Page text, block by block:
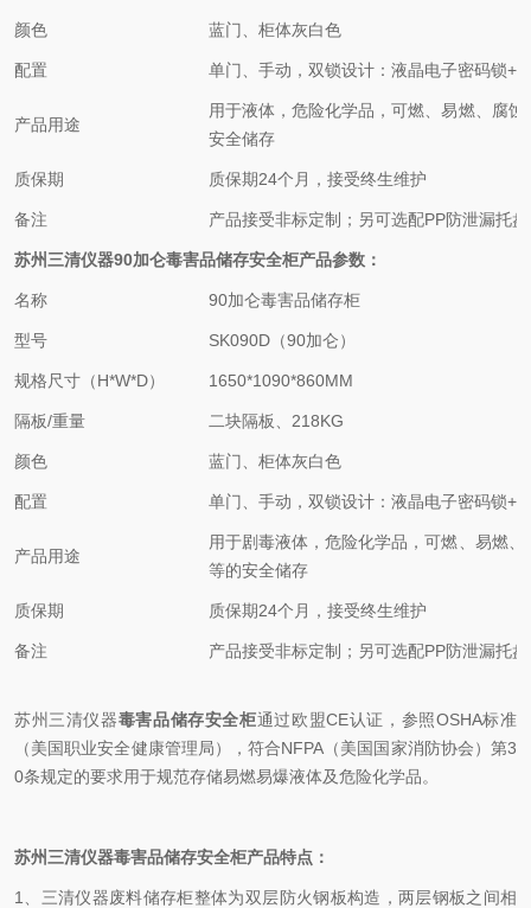
颜色 蓝门、柜体灰白色
配置 单门、手动，双锁设计：液晶电子密码锁+
产品用途
用于液体，危险化学品，可燃、易燃、腐
安全储存
质保期 质保期24个月，接受终生维护
备注 产品接受非标定制；另可选配PP防泄漏托盘
苏州三清仪器90加仑毒害品储存安全柜产品参数：
名称 90加仑毒害品储存柜
型号 SK090D（90加仑）
规格尺寸（H*W*D） 1650*1090*860MM
隔板/重量 二块隔板、218KG
颜色 蓝门、柜体灰白色
配置 单门、手动，双锁设计：液晶电子密码锁+
产品用途
用于剧毒液体，危险化学品，可燃、易燃
等的安全储存
质保期 质保期24个月，接受终生维护
备注 产品接受非标定制；另可选配PP防泄漏托盘
苏州三清仪器毒害品储存安全柜通过欧盟CE认证，参照OSHA标准
（美国职业安全健康管理局），符合NFPA（美国国家消防协会）第3
0条规定的要求用于规范存储易燃易爆液体及危险化学品。
苏州三清仪器毒害品储存安全柜产品特点：
1、三清仪器废料储存柜整体为双层防火钢板构造，两层钢板之间相